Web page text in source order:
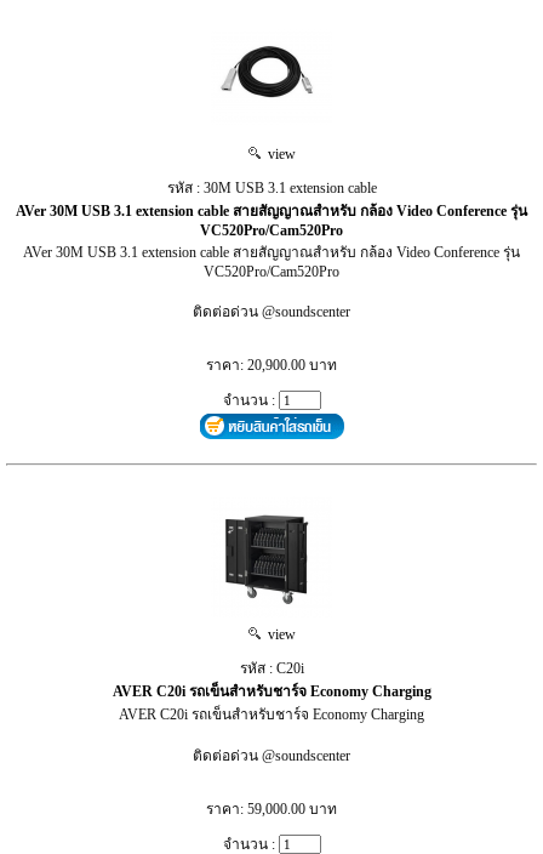
view
รหัส : 30M USB 3.1 extension cable
AVer 30M USB 3.1 extension cable สายสัญญาณสำหรับ กล้อง Video Conference รุ่น
VC520Pro/Cam520Pro
AVer 30M USB 3.1 extension cable สายสัญญาณสำหรับ กล้อง Video Conference รุ่น
VC520Pro/Cam520Pro
ติดต่อด่วน @soundscenter
ราคา: 20,900.00 บาท
จำนวน :
view
รหัส : C20i
AVER C20i รถเข็นสำหรับชาร์จ Economy Charging
AVER C20i รถเข็นสำหรับชาร์จ Economy Charging
ติดต่อด่วน @soundscenter
ราคา: 59,000.00 บาท
จำนวน :